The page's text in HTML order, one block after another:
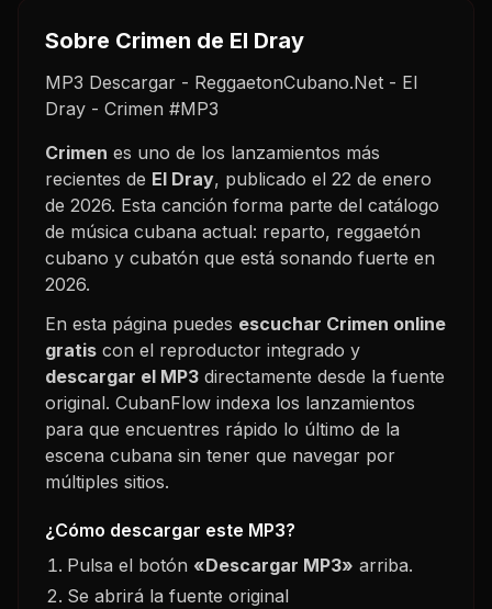
Sobre Crimen de El Dray
MP3 Descargar - ReggaetonCubano.Net - El
Dray - Crimen #MP3
Crimen es uno de los lanzamientos más
recientes de El Dray, publicado el 22 de enero
de 2026. Esta canción forma parte del catálogo
de música cubana actual: reparto, reggaetón
cubano y cubatón que está sonando fuerte en
2026.
En esta página puedes escuchar Crimen online
gratis con el reproductor integrado y
descargar el MP3 directamente desde la fuente
original. CubanFlow indexa los lanzamientos
para que encuentres rápido lo último de la
escena cubana sin tener que navegar por
múltiples sitios.
¿Cómo descargar este MP3?
Pulsa el botón «Descargar MP3» arriba.
Se abrirá la fuente original